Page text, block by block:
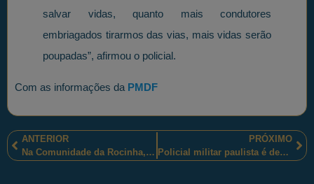
salvar vidas, quanto mais condutores
embriagados tirarmos das vias, mais vidas serão
poupadas”, afirmou o policial.
Com as informações da PMDF
ANTERIOR
Na Comunidade da Rocinha, policiais militares fluminenses atuaram em mais um dia de confronto
PRÓXIMO
Policial militar paulista é destacado pelo profissionalismo, na proteção pública, e honradez, na cidadania